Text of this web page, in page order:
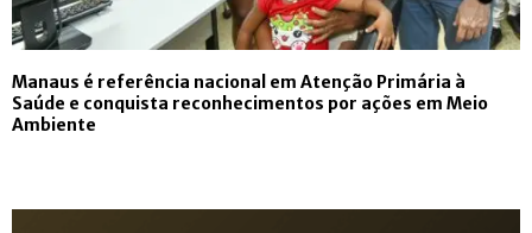
Manaus é referência nacional em Atenção Primária à
Saúde e conquista reconhecimentos por ações em Meio
Ambiente